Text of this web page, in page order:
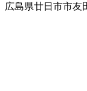
広島県廿日市市友